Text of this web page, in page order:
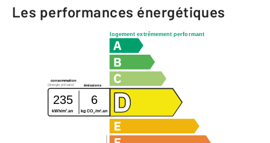
Les performances énergétiques
logement extrêmement performant
consommation
émissions
(énergie primaire)
235 6
kWh/m2.an kg CO2 /m2 .an